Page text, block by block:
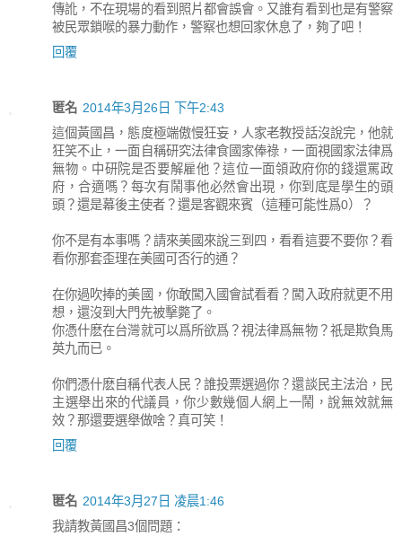
傳訛，不在現場的看到照片都會誤會。又誰有看到也是有警察
被民眾鎖喉的暴力動作，警察也想回家休息了，夠了吧！
回覆
匿名 2014年3月26日 下午2:43
這個黃國昌，態度極端傲慢狂妄，人家老教授話沒說完，他就
狂笑不止，一面自稱研究法律食國家俸祿，一面視國家法律爲
無物。中研院是否要解雇他？這位一面領政府你的錢還罵政
府，合適嗎？每次有鬧事他必然會出現，你到底是學生的頭
頭？還是幕後主使者？還是客觀來賓（這種可能性爲0）？
你不是有本事嗎？請來美國來說三到四，看看這要不要你？看
看你那套歪理在美國可否行的通？
在你過吹捧的美國，你敢闖入國會試看看？闖入政府就更不用
想，還沒到大門先被擊斃了。
你憑什麽在台灣就可以爲所欲爲？視法律爲無物？祇是欺負馬
英九而已。
你們憑什麽自稱代表人民？誰投票選過你？還談民主法治，民
主選舉出來的代議員，你少數幾個人網上一鬧，說無效就無
效？那還要選舉做啥？真可笑！
回覆
匿名 2014年3月27日 凌晨1:46
我請教黃國昌3個問題：